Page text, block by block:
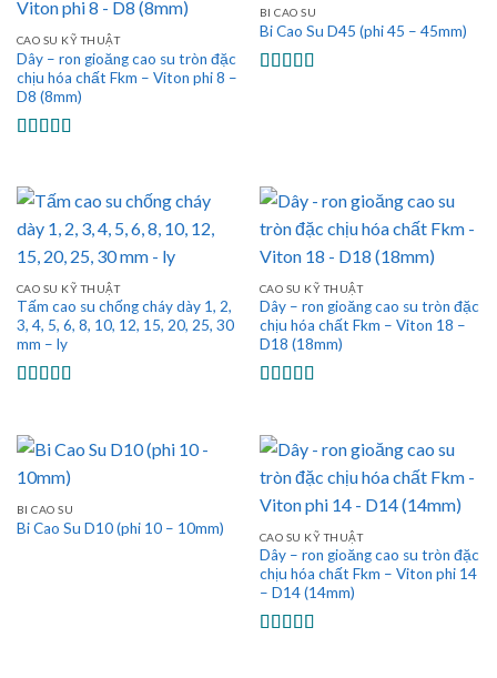
CAO SU KỸ THUẬT
Dây – ron gioăng cao su tròn đặc
chịu hóa chất Fkm – Viton phi 8 –
D8 (8mm)
sao
BI CAO SU
Bi Cao Su D45 (phi 45 – 45mm)
CAO SU KỸ THUẬT
Tấm cao su chống cháy dày 1, 2,
3, 4, 5, 6, 8, 10, 12, 15, 20, 25, 30
mm – ly
sao
CAO SU KỸ THUẬT
Dây – ron gioăng cao su tròn đặc
chịu hóa chất Fkm – Viton 18 –
D18 (18mm)
sao
BI CAO SU
Bi Cao Su D10 (phi 10 – 10mm) CAO SU KỸ THUẬT
Dây – ron gioăng cao su tròn đặc
chịu hóa chất Fkm – Viton phi 14
– D14 (14mm)